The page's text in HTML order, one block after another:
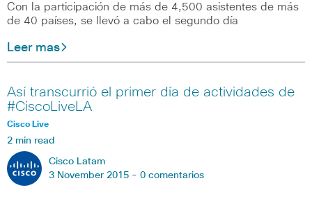
Con la participación de más de 4,500 asistentes de más
de 40 países, se llevó a cabo el segundo día
Leer mas
Así transcurrió el primer día de actividades de
#CiscoLiveLA
Cisco Live
2 min read
Cisco Latam
3 November 2015 - 0 comentarios